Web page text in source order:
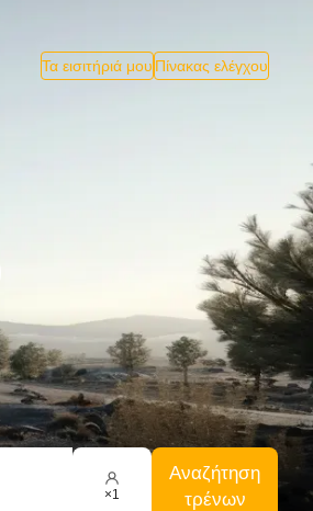
Τα εισιτήριά μου Πίνακας ελέγχου
×1
Αναζήτηση
τρένων